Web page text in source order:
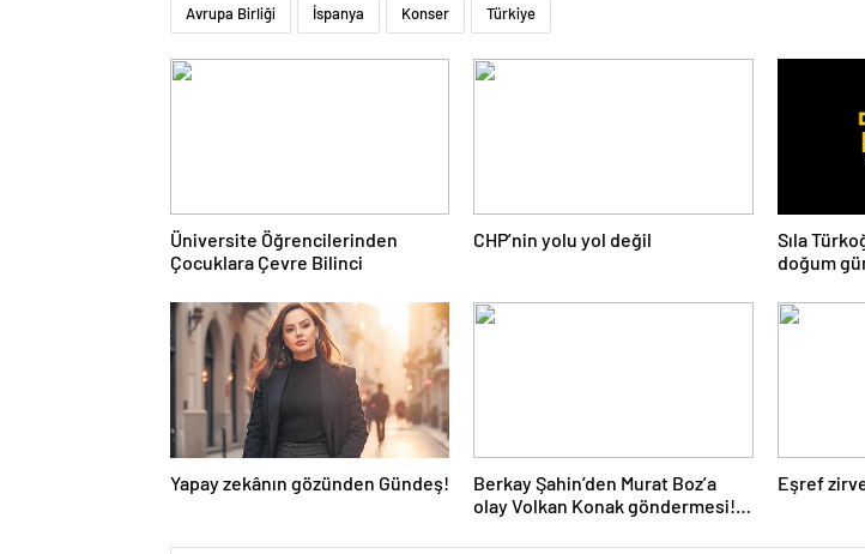
Avrupa Birliği İspanya Konser Türkiye
Üniversite Öğrencilerinden
Çocuklara Çevre Bilinci
CHP’nin yolu yol değil
Sıla
doğum
Yapay zekânın gözünden Gündeş!
Berkay Şahin’den Murat Boz’a
olay Volkan Konak göndermesi!
Eşref